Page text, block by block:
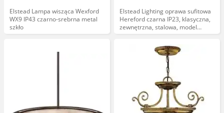
Elstead Lampa wisząca Wexford
WX9 IP43 czarno-srebrna metal
szkło
Elstead Lighting oprawa sufitowa
Hereford czarna IP23, klasyczna,
zewnętrzna, stalowa, model
BL13A